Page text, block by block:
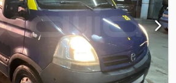
mm, Ano de fabrico:2022, Equipamento:
controlo de tração, controlo
espelho retrovisor elétrico, fecho
eléctrica dos vidros, = Outras opções e
halógena - Inclui rampa e escada Dodpjy
- Rádio/cassete - Revestimento em